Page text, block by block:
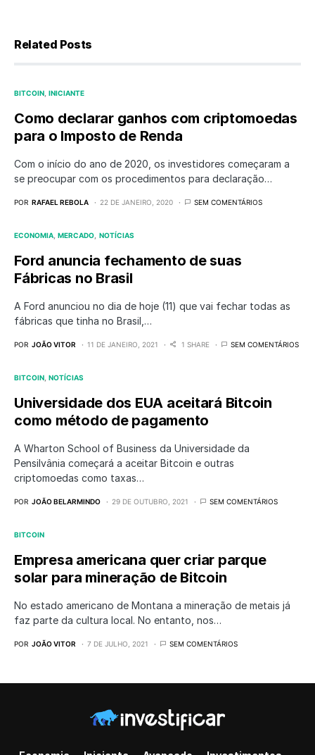
Related Posts
BITCOIN INICIANTE
Como declarar ganhos com criptomoedas
para o Imposto de Renda
Com o início do ano de 2020, os investidores começaram a
se preocupar com os procedimentos para declaração…
POR RAFAEL REBOLA 22 DE JANEIRO, 2020 SEM COMENTÁRIOS
ECONOMIA MERCADO NOTÍCIAS
Ford anuncia fechamento de suas
Fábricas no Brasil
A Ford anunciou no dia de hoje (11) que vai fechar todas as
fábricas que tinha no Brasil,…
POR JOÃO VITOR 11 DE JANEIRO, 2021 1 SHARE SEM COMENTÁRIOS
BITCOIN NOTÍCIAS
Universidade dos EUA aceitará Bitcoin
como método de pagamento
A Wharton School of Business da Universidade da
Pensilvânia começará a aceitar Bitcoin e outras
criptomoedas como taxas…
POR JOÃO BELARMINDO 29 DE OUTUBRO, 2021 SEM COMENTÁRIOS
BITCOIN
Empresa americana quer criar parque
solar para mineração de Bitcoin
No estado americano de Montana a mineração de metais já
faz parte da cultura local. No entanto, nos…
POR JOÃO VITOR 7 DE JULHO, 2021 SEM COMENTÁRIOS